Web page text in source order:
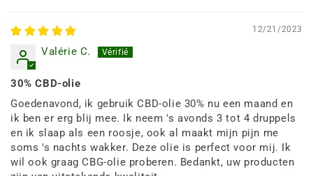
12/21/2023
Valérie C.
30% CBD-olie
Goedenavond, ik gebruik CBD-olie 30% nu een maand en
ik ben er erg blij mee. Ik neem 's avonds 3 tot 4 druppels
en ik slaap als een roosje, ook al maakt mijn pijn me
soms 's nachts wakker. Deze olie is perfect voor mij. Ik
wil ook graag CBG-olie proberen. Bedankt, uw producten